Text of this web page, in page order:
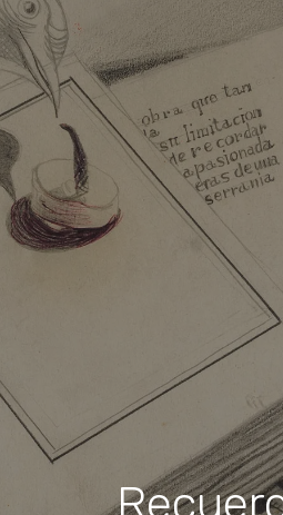
ARCHIVO
CERTAMEN DE
FUNDACIÓN
TIENDA
NOTICIAS